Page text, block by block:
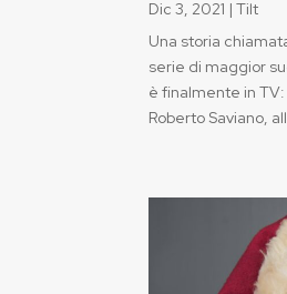
Dic 3, 2021 |Tilt
Una storia
serie di maggior
è finalmente in
Roberto Saviano,